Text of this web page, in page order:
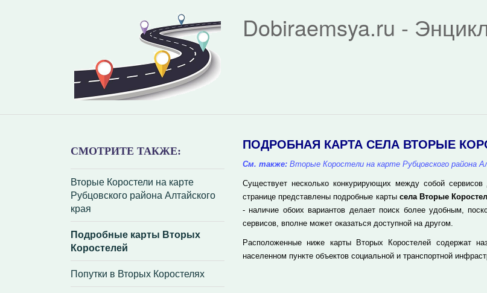
Dobiraemsya.ru -
СМОТРИТЕ ТАКЖЕ:
Вторые Коростели на карте
Рубцовского района Алтайского
края
Подробные карты Вторых
Коростелей
Попутки в Вторых Коростелях
ПОДРОБНАЯ КАРТА СЕЛА ВТОРЫЕ
См. также: Вторые Коростели на карте Рубцовского района
Существует несколько конкурирующих между собой
странице представлены подробные карты села Вторые
- наличие обоих вариантов делает поиск более удобным,
сервисов, вполне может оказаться доступной на другом.
Расположенные ниже карты Вторых Коростелей содержат
населенном пункте объектов социальной и транспортной